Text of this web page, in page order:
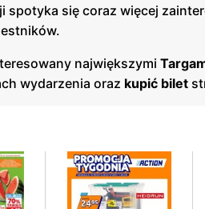
spotyka się coraz więcej
największymi
wydarzenia oraz kupić bilet